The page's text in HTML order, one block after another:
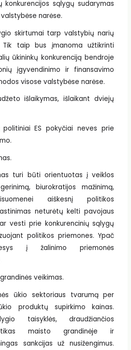
konkurencijos sąlygų sudarymas
narėse.
skirtumai tarp valstybių narių
taip bus įmanoma užtikrinti
ūkininkų konkurenciją bendroje
įgyvendinimo ir finansavimo
visose valstybėse narėse.
išlaikymas, išlaikant dviejų
ES pokyčiai neves prie
turi būti orientuotas į veiklos
biurokratijos mažinimą,
aiškesnį politikos
neturėtų kelti pavojaus
vesti prie konkurencinių sąlygų
politikos priemones. Ypač
į žalinimo priemonės
veikimas.
ūkio sektoriaus tvarumą per
produktų supirkimo kainas.
taisyklės, draudžiančios
maisto grandinėje ir
sankcijas už nusižengimus.